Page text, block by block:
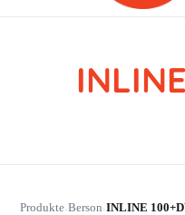
CYP Trading
Professionelle Ersatzteilbeschaffung
Produkte›Berson›INLINE